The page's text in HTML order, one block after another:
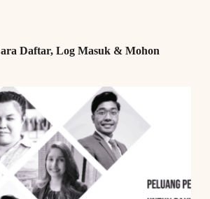
Daftar, Log Masuk & Mohon